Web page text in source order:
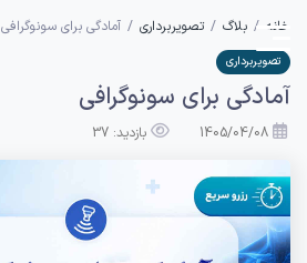
خانه بلاگ تصویربرداری آمادگی برای سونوگرافی
تصویربرداری
آمادگی برای سونوگرافی
بازدید: 37